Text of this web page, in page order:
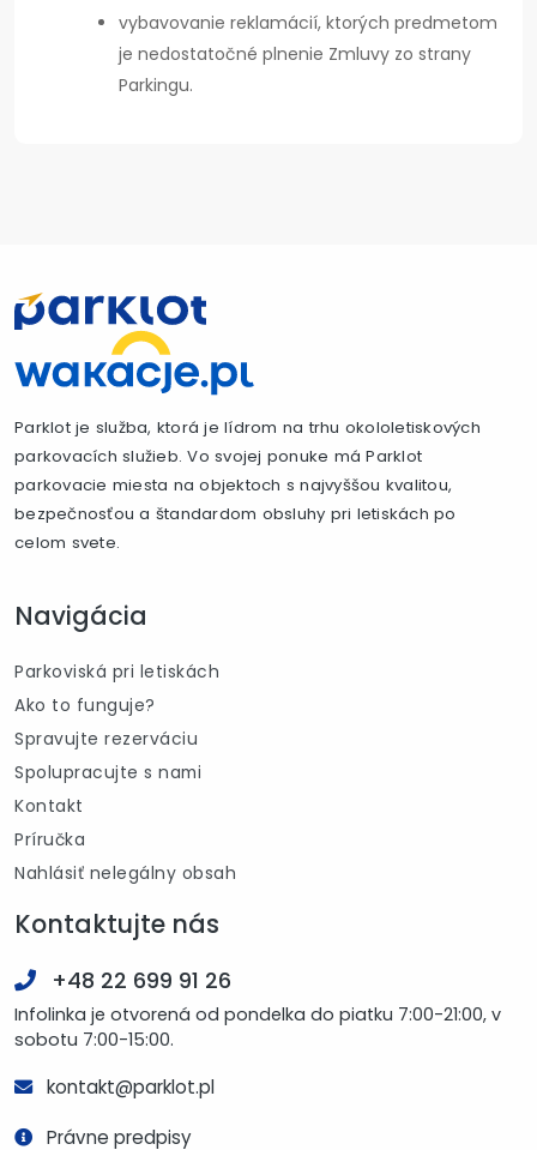
vybavovanie reklamácií, ktorých predmetom
je nedostatočné plnenie Zmluvy zo strany
Parkingu.
Parklot je služba, ktorá je lídrom na trhu okololetiskových
parkovacích služieb. Vo svojej ponuke má Parklot
parkovacie miesta na objektoch s najvyššou kvalitou,
bezpečnosťou a štandardom obsluhy pri letiskách po
celom svete.
Navigácia
Parkoviská pri letiskách
Ako to funguje?
Spravujte rezerváciu
Spolupracujte s nami
Kontakt
Príručka
Nahlásiť nelegálny obsah
Kontaktujte nás
+48 22 699 91 26
Infolinka je otvorená od pondelka do piatku 7:00-21:00, v
sobotu 7:00-15:00.
kontakt@parklot.pl
Právne predpisy